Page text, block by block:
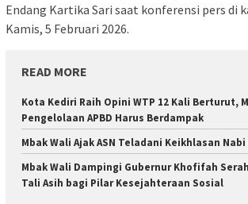
Endang Kartika Sari saat konferensi pers di
Kamis, 5 Februari 2026.
READ MORE
Kota Kediri Raih Opini WTP 12 Kali Berturut,
Pengelolaan APBD Harus Berdampak
Mbak Wali Ajak ASN Teladani Keikhlasan
Mbak Wali Dampingi Gubernur Khofifah
Tali Asih bagi Pilar Kesejahteraan Sosial